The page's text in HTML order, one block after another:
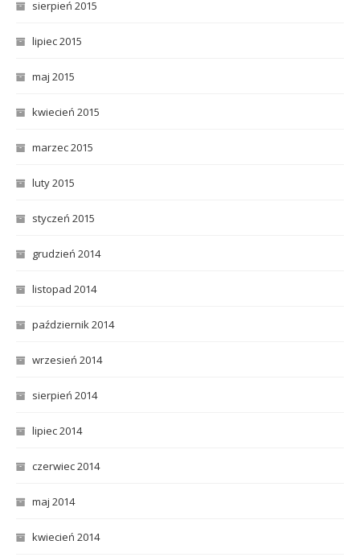
sierpień 2015
lipiec 2015
maj 2015
kwiecień 2015
marzec 2015
luty 2015
styczeń 2015
grudzień 2014
listopad 2014
październik 2014
wrzesień 2014
sierpień 2014
lipiec 2014
czerwiec 2014
maj 2014
kwiecień 2014